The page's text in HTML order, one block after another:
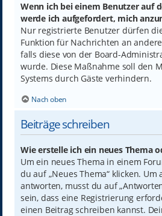
Wenn ich bei einem Benutzer auf
werde ich aufgefordert, mich
Nur registrierte Benutzer dürfen
Funktion für Nachrichten an
falls diese von der Board-
wurde. Diese Maßnahme soll den
Systems durch Gäste verhindern.
Nach oben
Beiträge schreiben
Wie erstelle ich ein neues Thema
Um ein neues Thema in einem
du auf „Neues Thema“ klicken.
antworten, musst du auf
sein, dass eine Registrierung
einen Beitrag schreiben kannst.